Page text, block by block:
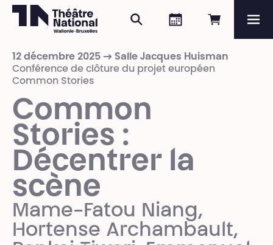
Réserver
Agenda
Rechercher
Magazine
12 décembre 2025 → Salle Jacques Huisman
Conférence de clôture du projet européen
Common Stories
Common
Stories :
Décentrer la
scène
Mame-Fatou Niang,
Hortense Archambault,